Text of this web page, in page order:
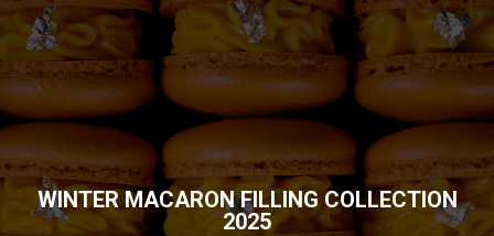
WINTER MACARON FILLING COLLECTION
2025